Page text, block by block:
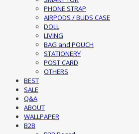
PHONE STRAP
AIRPODS / BUDS CASE
DOLL
LIVING
BAG and POUCH
STATIONERY
POST CARD
OTHERS
BEST
SALE
Q&A
ABOUT
WALLPAPER
B2B